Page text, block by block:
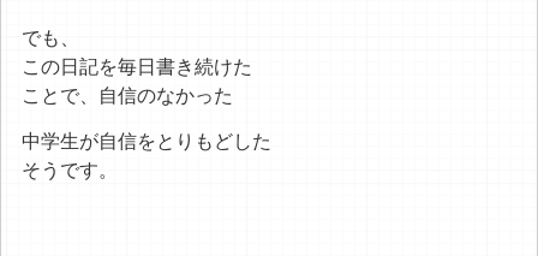
でも、
この日記を毎日書き続けた
ことで、自信のなかった
中学生が自信をとりもどした
そうです。